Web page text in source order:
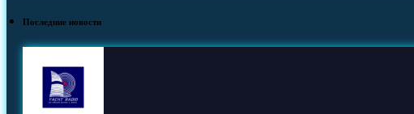
Последние новости